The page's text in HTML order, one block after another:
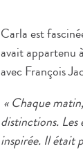
Carla est
avait appartenu
avec François
« Chaque
distinctions. Les
inspirée. Il était